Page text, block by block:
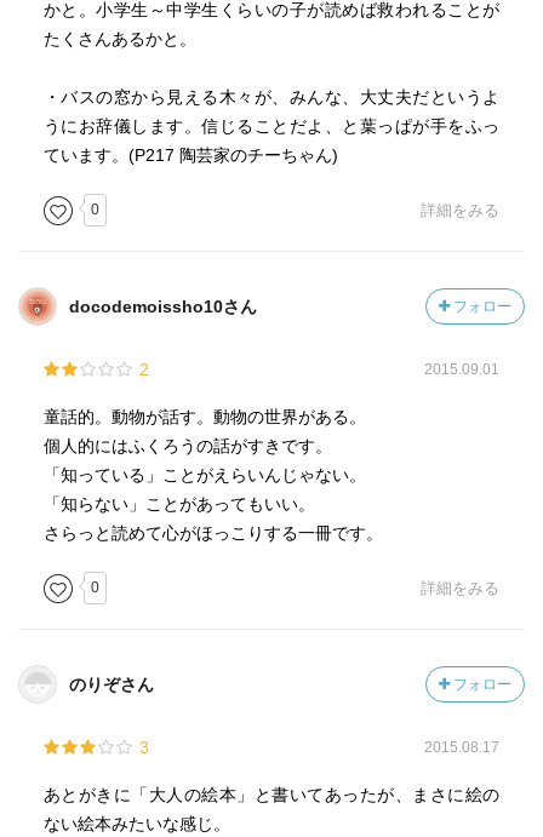
かと。小学生～中学生くらいの子が読めば救われることが
たくさんあるかと。
・バスの窓から見える木々が、みんな、大丈夫だというよ
うにお辞儀します。信じることだよ、と葉っぱが手をふっ
ています。(P217 陶芸家のチーちゃん)
0 詳細をみる
docodemoissho10さん フォロー
2 2015.09.01
童話的。動物が話す。動物の世界がある。
個人的にはふくろうの話がすきです。
「知っている」ことがえらいんじゃない。
「知らない」ことがあってもいい。
さらっと読めて心がほっこりする一冊です。
0 詳細をみる
のりぞさん フォロー
3 2015.08.17
あとがきに「大人の絵本」と書いてあったが、まさに絵の
ない絵本みたいな感じ。